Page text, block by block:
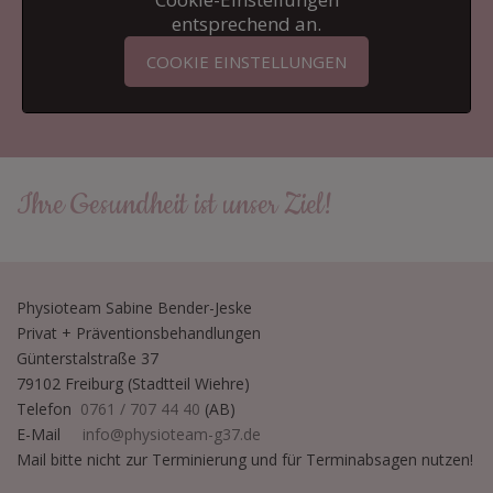
entsprechend an.
COOKIE EINSTELLUNGEN
Ihre Gesundheit ist unser Ziel!
Physioteam Sabine Bender-Jeske
Privat + Präventionsbehandlungen
Günterstalstraße 37
79102 Freiburg (Stadtteil Wiehre)
Telefon 0761 / 707 44 40 (AB)
E-Mail info@physioteam-g37.de
Mail bitte nicht zur Terminierung und für Terminabsagen nutzen!